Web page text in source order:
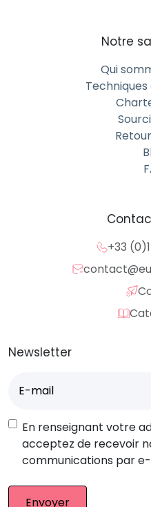
Notre
Qui
+33
Newsletter
mail(Nécessaire)
RGPD
En renseignant votre
acceptez de recevoir
communications par